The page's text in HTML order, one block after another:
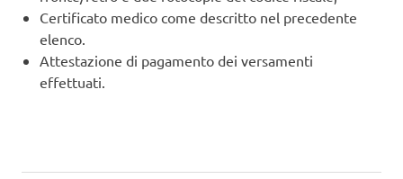
Certificato medico come descritto nel precedente
elenco.
Attestazione di pagamento dei versamenti
effettuati.